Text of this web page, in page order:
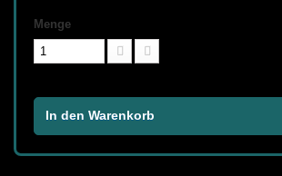
Menge
In den Warenkorb